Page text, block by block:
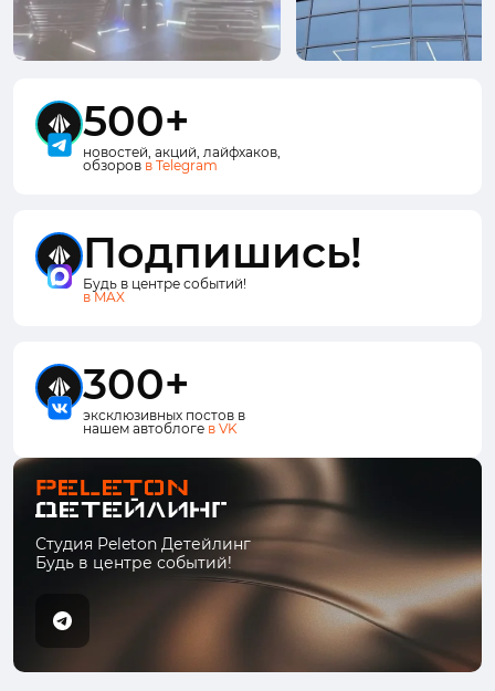
500+
новостей, акций, лайфхаков,
обзоров в Telegram
Подпишись!
Будь в центре событий!
в MAX
300+
эксклюзивных постов в
нашем автоблоге в VK
Студия Peleton Детейлинг
Будь в центре событий!